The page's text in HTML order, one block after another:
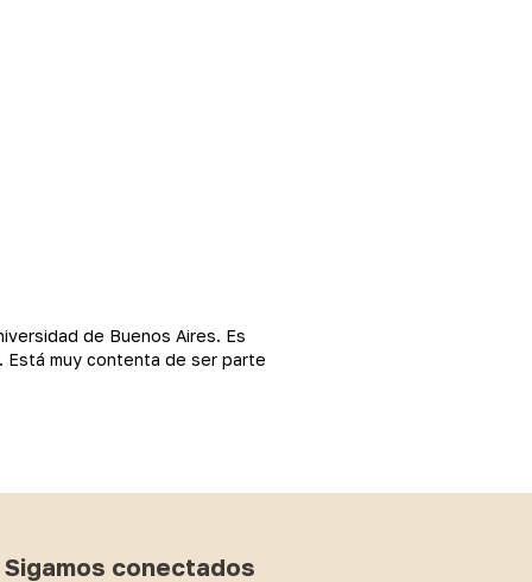
de Buenos Aires. Es
Está muy contenta de ser parte
Sigamos conectados